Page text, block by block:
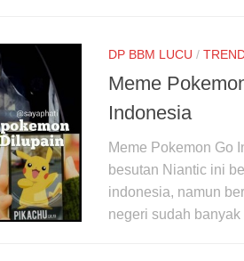
DP BBM LUCU /
Meme
Indonesia
Meme Pokemon Go
besutan Niantic ini
indonesia, namun
negeri sudah banyak